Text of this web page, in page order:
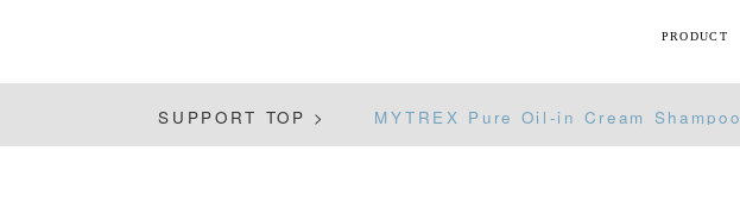
PRODUCT
ハ
SUPPORT TOP > MYTREX Pure Oil-in Cream